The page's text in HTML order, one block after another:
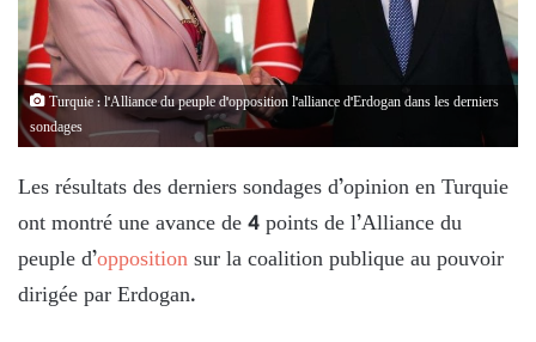
Turquie : l'Alliance du peuple d'opposition l'alliance d'Erdogan dans les derniers
sondages
Les résultats des derniers sondages d’opinion en Turquie
ont montré une avance de 4 points de l’Alliance du
peuple d’oppositionsur la coalition publique au pouvoir
dirigée par Erdogan.